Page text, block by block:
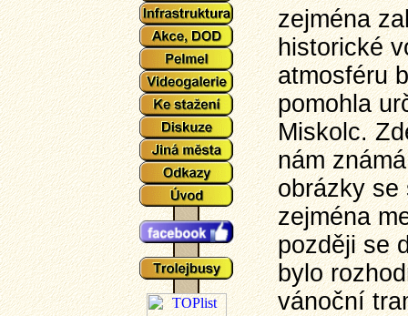
zejména
historické
atmosféru
pomohla
Miskolc.
nám
obrázky se
zejména
později se
bylo
vánoční